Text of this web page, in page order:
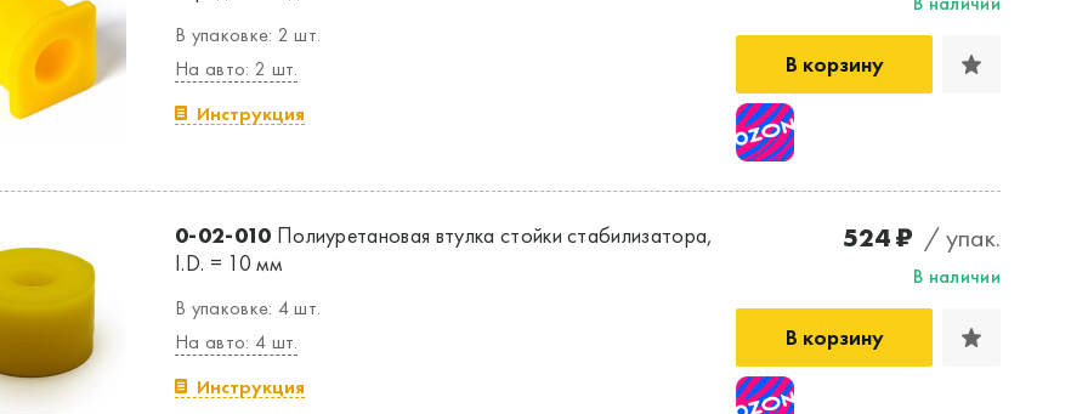
В упаковке: 2 шт.
На авто: 2 шт.
Инструкция
В корзину
0-02-010 Полиуретановая втулка стойки стабилизатора,
I.D. = 10 мм
В упаковке: 4 шт.
На авто: 4 шт.
Инструкция
524 ₽ / упак.
В наличии
В корзину